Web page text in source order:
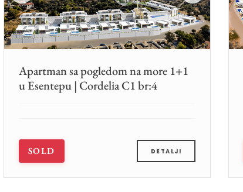
Apartman sa pogledom na more 1+1
u Esentepu | Cordelia C1 br:4
SOLD DETALJI